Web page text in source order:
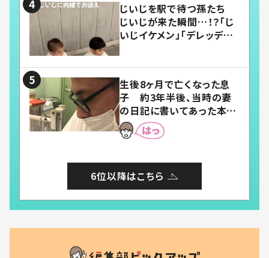
じいじを駅で待つ孫たち
じいじが来た瞬間…！？「じ
いじイケメン」「デレッデレ」
生後8ヶ月で亡くなった息
子 約3年半後、当時の妻
の日記に書いてあった本音
とは
6位以降はこちら